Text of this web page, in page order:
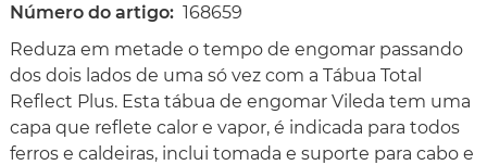
Número do artigo: 168659
Reduza em metade o tempo de engomar passando
dos dois lados de uma só vez com a Tábua Total
Reflect Plus. Esta tábua de engomar Vileda tem uma
capa que reflete calor e vapor, é indicada para todos
ferros e caldeiras, inclui tomada e suporte para cabo e